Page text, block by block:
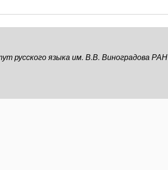
русского языка им. В.В. Виноградова РАН